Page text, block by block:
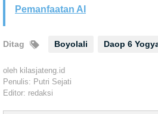
Pemanfaatan AI
Ditag Boyolali Daop 6
oleh kilasjateng.id
Penulis: Putri Sejati
Editor: redaksi